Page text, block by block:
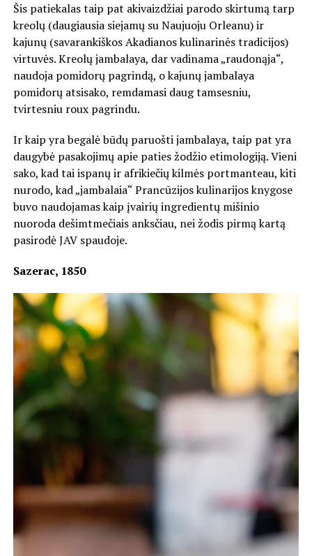
Šis patiekalas taip pat akivaizdžiai parodo skirtumą tarp
kreolų (daugiausia siejamų su Naujuoju Orleanu) ir
kajunų (savarankiškos Akadianos kulinarinės tradicijos)
virtuvės. Kreolų jambalaya, dar vadinama „raudonąja“,
naudoja pomidorų pagrindą, o kajunų jambalaya
pomidorų atsisako, remdamasi daug tamsesniu,
tvirtesniu roux pagrindu.
Ir kaip yra begalė būdų paruošti jambalaya, taip pat yra
daugybė pasakojimų apie paties žodžio etimologiją. Vieni
sako, kad tai ispanų ir afrikiečių kilmės portmanteau, kiti
nurodo, kad „jambalaia“ Prancūzijos kulinarijos knygose
buvo naudojamas kaip įvairių ingredientų mišinio
nuoroda dešimtmečiais anksčiau, nei žodis pirmą kartą
pasirodė JAV spaudoje.
Sazerac, 1850